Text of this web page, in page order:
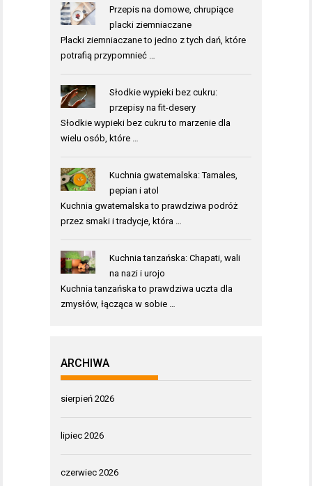
Przepis na domowe, chrupiące
placki ziemniaczane
Placki ziemniaczane to jedno z tych dań, które
potrafią przypomnieć …
Słodkie wypieki bez cukru:
przepisy na fit-desery
Słodkie wypieki bez cukru to marzenie dla
wielu osób, które …
Kuchnia gwatemalska: Tamales,
pepian i atol
Kuchnia gwatemalska to prawdziwa podróż
przez smaki i tradycje, która …
Kuchnia tanzańska: Chapati, wali
na nazi i urojo
Kuchnia tanzańska to prawdziwa uczta dla
zmysłów, łącząca w sobie …
ARCHIWA
sierpień 2026
lipiec 2026
czerwiec 2026